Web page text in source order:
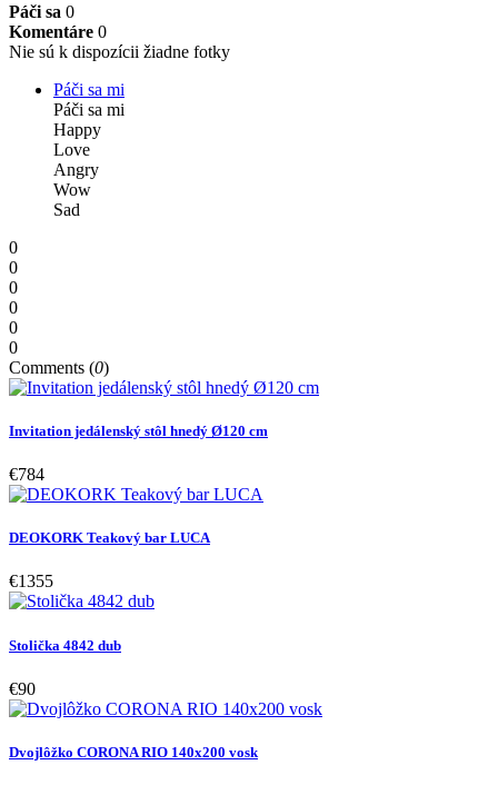
Páči sa 0
Komentáre 0
Nie sú k dispozícii žiadne fotky
Páči sa mi
Páči sa mi
Happy
Love
Angry
Wow
Sad
0
0
0
0
0
0
Comments (0)
Invitation jedálenský stôl hnedý Ø120 cm
€784
DEOKORK Teakový bar LUCA
€1355
Stolička 4842 dub
€90
Dvojlôžko CORONA RIO 140x200 vosk